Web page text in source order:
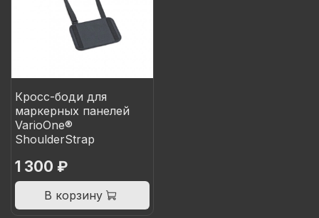
Кросс-боди для
маркерных панелей
VarioOne®
ShoulderStrap
1 300 ₽
В корзину